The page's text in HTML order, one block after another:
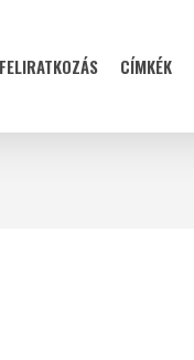
FELIRATKOZÁS CÍMKÉK